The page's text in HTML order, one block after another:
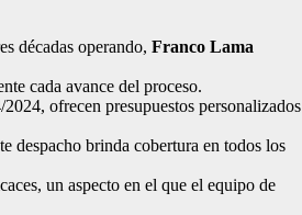
décadas operando, Franco Lama
cada avance del proceso.
ofrecen presupuestos personalizados
despacho brinda cobertura en todos los
un aspecto en el que el equipo de